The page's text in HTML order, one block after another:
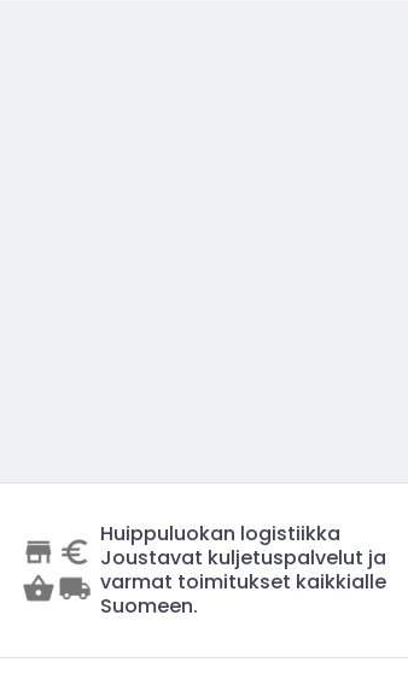
Huippuluokan logistiikka
Joustavat kuljetuspalvelut ja
varmat toimitukset kaikkialle
Suomeen.